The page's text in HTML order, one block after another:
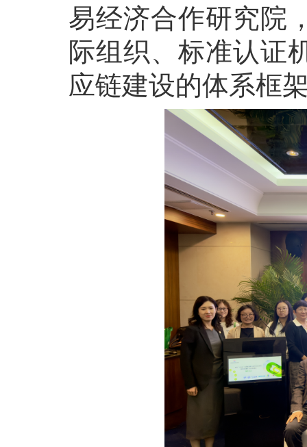
易经济合作研究院
际组织、标准认证
应链建设的体系框